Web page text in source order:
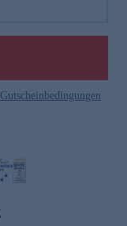
Gutscheinbedingungen